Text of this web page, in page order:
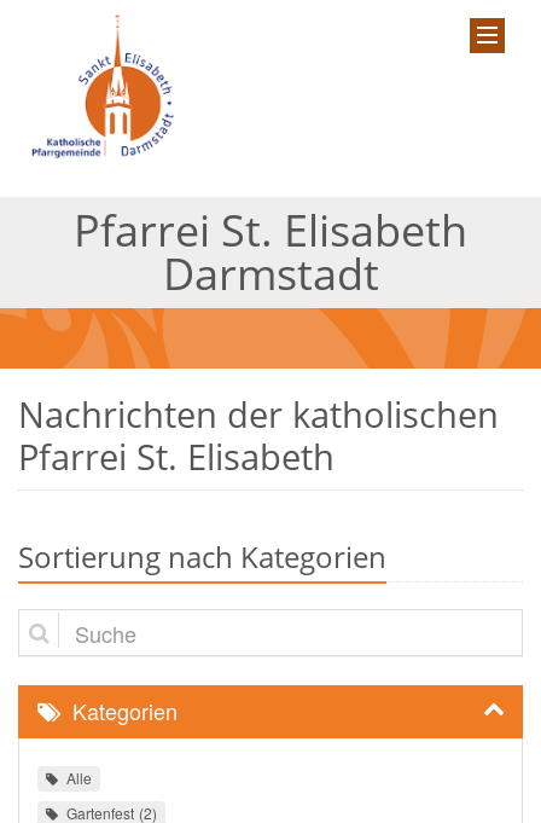
Pfarrei St. Elisabeth
Darmstadt
Nachrichten der katholischen
Pfarrei St. Elisabeth
Sortierung nach Kategorien
Suche
Kategorien
Alle
Gartenfest 2